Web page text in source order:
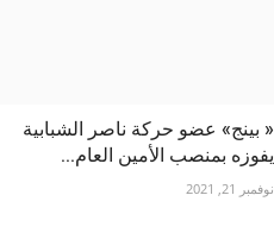
« بينج» عضو حركة ناصر الشبابية
يفوزه بمنصب الأمين العام...
نوفمبر 21, 2021